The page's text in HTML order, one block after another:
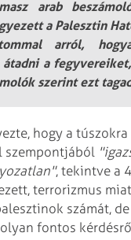
arab
a Palesztin
arról,
a
szerint ezt
hogy a
szempontjából
, tekintve a
terrorizmus
számát,
fontos